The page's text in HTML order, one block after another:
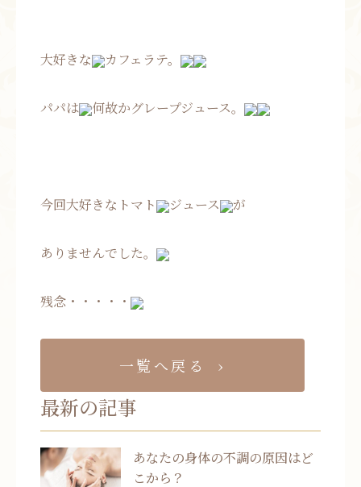
大好きな カフェラテ。
パパは 何故かグレープジュース。
今回大好きなトマト ジュース が
ありませんでした。
残念・・・・・
一覧へ戻る
最新の記事
あなたの身体の不調の原因はど
こから？